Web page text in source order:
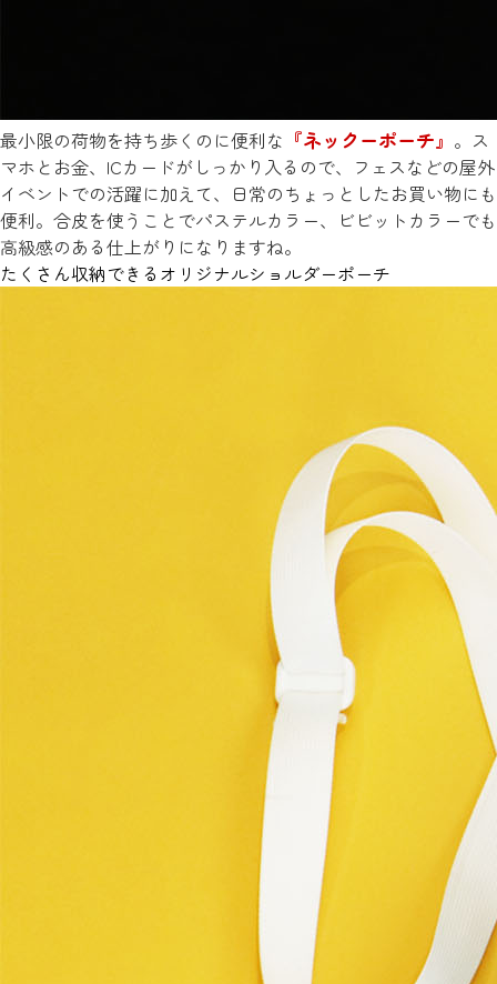
最小限の荷物を持ち歩くのに便利な 『ネックーポーチ』 。ス
マホとお金、ICカードがしっかり入るので、フェスなどの屋外
イベントでの活躍に加えて、日常のちょっとしたお買い物にも
便利。合皮を使うことでパステルカラー、ビビットカラーでも
高級感のある仕上がりになりますね。
たくさん収納できるオリジナルショルダーポーチ